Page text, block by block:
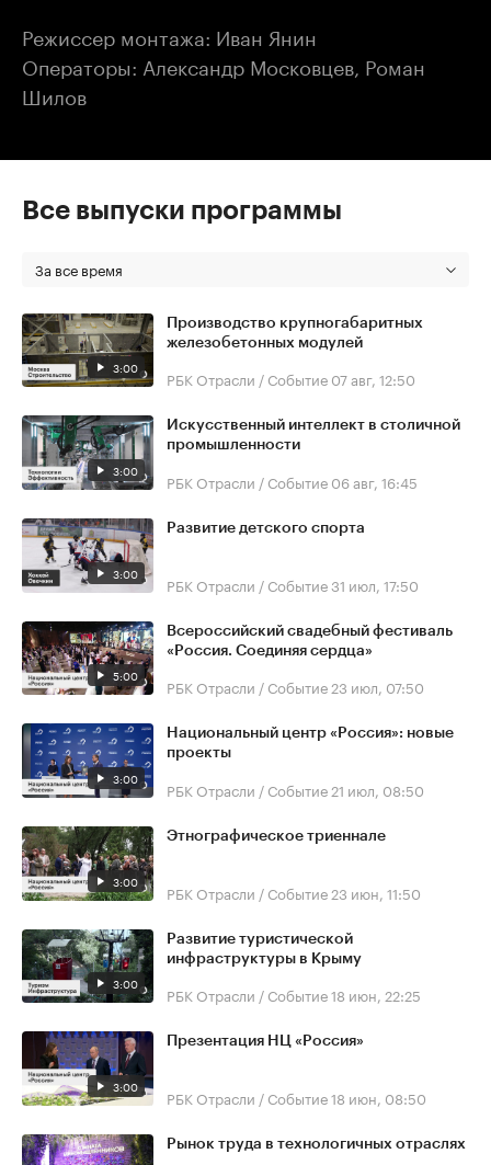
Режиссер монтажа: Иван Янин
Операторы: Александр Московцев, Роман
Шилов
Все выпуски программы
За все время
3:00
Производство крупногабаритных
железобетонных модулей
РБК Отрасли / Событие 07 авг, 12:50
3:00
Искусственный интеллект в столичной
промышленности
РБК Отрасли / Событие 06 авг, 16:45
3:00
Развитие детского спорта
РБК Отрасли / Событие31 июл, 17:50
5:00
Всероссийский свадебный фестиваль
«Россия. Соединяя сердца»
РБК Отрасли / Событие 23 июл, 07:50
3:00
Национальный центр «Россия»: новые
проекты
РБК Отрасли / Событие 21 июл, 08:50
3:00
Этнографическое триеннале
РБК Отрасли / Событие 23 июн, 11:50
3:00
Развитие туристической
инфраструктуры в Крыму
РБК Отрасли / Событие18 июн, 22:25
3:00
Презентация НЦ «Россия»
РБК Отрасли / Событие18 июн, 08:50
Рынок труда в технологичных отраслях